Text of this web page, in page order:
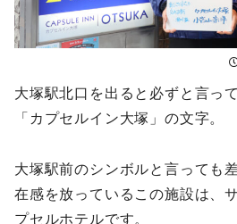
大塚駅北口を出ると必ずと言っ
「カプセルイン大塚」の文字。
大塚駅前のシンボルと言っても
在感を放っているこの施設は、
プセルホテルです。